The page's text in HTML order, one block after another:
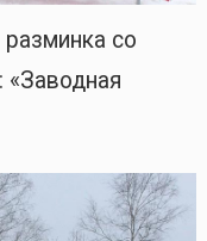
со
«Заводная